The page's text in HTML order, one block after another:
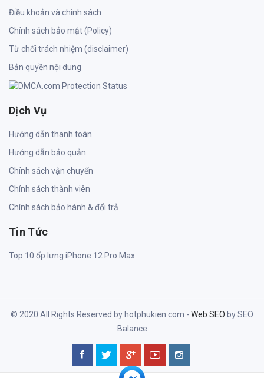
Điều khoản và chính sách
Chính sách bảo mật (Policy)
Từ chối trách nhiệm (disclaimer)
Bản quyền nội dung
Dịch Vụ
Hướng dẫn thanh toán
Hướng dẫn bảo quản
Chính sách vận chuyển
Chính sách thành viên
Chính sách bảo hành & đổi trả
Tin Tức
Top 10 ốp lưng iPhone 12 Pro Max
© 2020 All Rights Reserved by hotphukien.com - Web SEO by SEO
Balance